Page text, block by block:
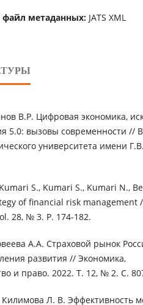
метаданных: JATS XML
В.Р. Цифровая экономика,
5.0: вызовы современности //
университета имени
S., Kumari S., Kumari N.,
of financial risk management
28, № 3. P. 174-182.
А.А. Страховой рынок
развития // Экономика,
и право. 2022. Т. 12, № 2. С.
Л. В. Эффективность